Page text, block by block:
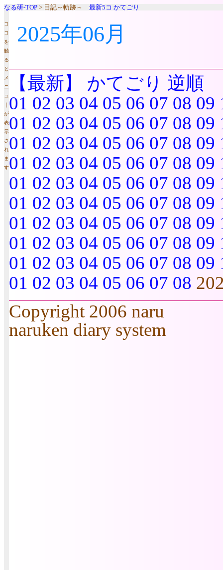
なる研-TOP > 日記～軌跡～ 最新5コ かてごり
コ
コ
を
触
る
と
メ
ニ
ュ
｜
が
表
示
さ
れ
ま
す
2025年06月
【最新】 かてごり 逆順
01 02 03 04 05 06 07 08 09
01 02 03 04 05 06 07 08 09
01 02 03 04 05 06 07 08 09
01 02 03 04 05 06 07 08 09
01 02 03 04 05 06 07 08 09
01 02 03 04 05 06 07 08 09
01 02 03 04 05 06 07 08 09
01 02 03 04 05 06 07 08 09
01 02 03 04 05 06 07 08 09
01 02 03 04 05 06 07 08
Copyright 2006 naru
naruken diary system